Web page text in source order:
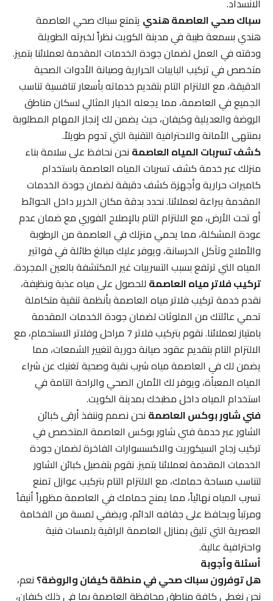
الانسداد.
سباك صحي العاصمة هندييتمتع سباك صحي العاصمة
هندي بسمعة طيبة في مدينة الكويت نظراً لخبرته الطويلة
ودقته في العمل لضمان جودة الخدمات المقدمة لعملائنا بتميز.
متخصص في تركيب البايبات الحرارية وصيانة الأدوات الصحية
الدقيقة، مع الالتزام التام بتقديم خدماته بأسعار تنافسية تناسب
الجميع في العاصمة، مما يجعله الخيار المثالي لسكان مناطق
الروضة والعديلية وكيفان، حيث يضمن لك إنجاز المهام المطلوبة
بمنتهى الأمانة والاحترافية التقنية التي تدوم طويلاً.
كشف تسربات المياه العاصمةنحن نحافظ على سلامة بناء
منزلك عبر خدمة كشف تسربات المياه العاصمة باستخدام
كاميرات حرارية وأجهزة كشف دقيقة لضمان جودة الخدمات
المقدمة ببراعة لعملائنا. نحدد بدقة مكان الخرير داخل الحوائط
أو تحت الأرض، مع الالتزام التام بالإصلاح الفوري مع ضمان عدم
عودة المشكلة، مما يحمي منزلك في العاصمة من الرطوبة
والأملاح وتآكل الخرسانة، ويوفر عليك مبالغ طائلة في فواتير
المياه التي ترتفع بسبب التسريبات غير المكتشفة بالعين المجردة.
تركيب فلاتر مياه العاصمةللحصول على مياه عذبة ونظيفة،
نقدم خدمة تركيب فلاتر مياه العاصمة بأنظمة تنقية متكاملة
تحمي عائلتك من الملوثات لضمان جودة الخدمات المقدمة
بامتياز لعملائنا. نقوم بتركيب فلاتر 7 مراحل وفلاتر الاستحمام، مع
الالتزام التام بتقديم عقود صيانة دورية لتغيير الشمعات، مما
يضمن لك في العاصمة مياه شرب نقية وصحية تغنيك عن شراء
المياه المعبأة، ويوفر لك الأمان الصحي والراحة التامة في
استخدام المياه داخل مطبخك بمدينة الكويت.
فني شاور بوكس العاصمةنحن نصمم وننفذ أرقى كبائن
الشاور عبر خدمة فني شاور بوكس العاصمة المتخصص في
تركيب زجاج السيكوريت والاكسسوارات الفاخرة لضمان جودة
الخدمات المقدمة لعملائنا بتميز. نقوم بتفصيل كبائن الشاور
لتناسب مساحة حمامك، مع الالتزام التام بتركيب عوازل تمنع
تسرب المياه نهائياً، مما يمنح حمامك في العاصمة مظهراً أنيقاً
ومرتباً ويحافظ على جفافه الدائم، ويضفي لمسة من الفخامة
العصرية التي تليق بمنازل العاصمة الراقية بلمسات فنية
واحترافية عالية.
أسئلة وأجوبة
هل توفرون سباك صحي في منطقة كيفان والروضة؟نعم،
نحن نغطي كافة مناطق محافظة العاصمة بما في ذلك كيفان،